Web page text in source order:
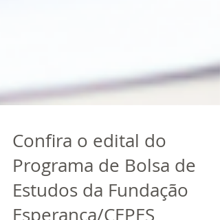
Confira o edital do
Programa de Bolsa de